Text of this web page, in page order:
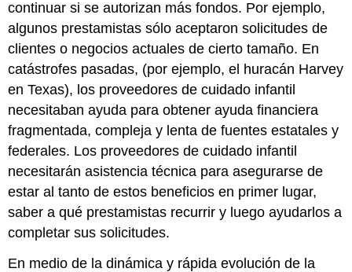
continuar si se autorizan más fondos. Por ejemplo,
algunos prestamistas sólo aceptaron solicitudes de
clientes o negocios actuales de cierto tamaño. En
catástrofes pasadas, (por ejemplo, el huracán Harvey
en Texas), los proveedores de cuidado infantil
necesitaban ayuda para obtener ayuda financiera
fragmentada, compleja y lenta de fuentes estatales y
federales. Los proveedores de cuidado infantil
necesitarán asistencia técnica para asegurarse de
estar al tanto de estos beneficios en primer lugar,
saber a qué prestamistas recurrir y luego ayudarlos a
completar sus solicitudes.
En medio de la dinámica y rápida evolución de la